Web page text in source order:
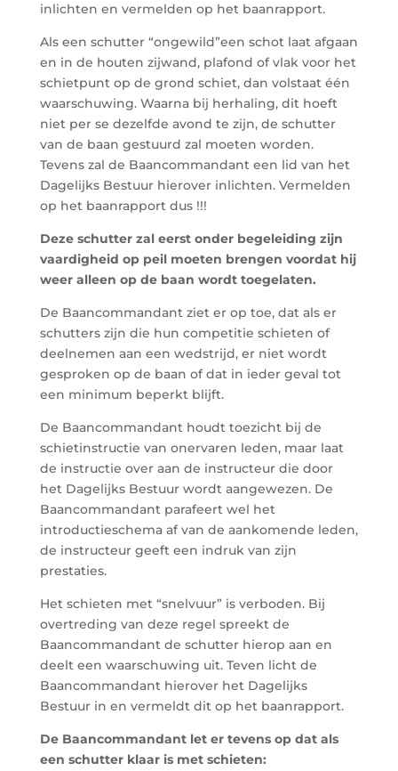
inlichten en vermelden op het baanrapport.
Als een schutter “ongewild”een schot laat afgaan
en in de houten zijwand, plafond of vlak voor het
schietpunt op de grond schiet, dan volstaat één
waarschuwing. Waarna bij herhaling, dit hoeft
niet per se dezelfde avond te zijn, de schutter
van de baan gestuurd zal moeten worden.
Tevens zal de Baancommandant een lid van het
Dagelijks Bestuur hierover inlichten. Vermelden
op het baanrapport dus !!!
Deze schutter zal eerst onder begeleiding zijn
vaardigheid op peil moeten brengen voordat hij
weer alleen op de baan wordt toegelaten.
De Baancommandant ziet er op toe, dat als er
schutters zijn die hun competitie schieten of
deelnemen aan een wedstrijd, er niet wordt
gesproken op de baan of dat in ieder geval tot
een minimum beperkt blijft.
De Baancommandant houdt toezicht bij de
schietinstructie van onervaren leden, maar laat
de instructie over aan de instructeur die door
het Dagelijks Bestuur wordt aangewezen. De
Baancommandant parafeert wel het
introductieschema af van de aankomende leden,
de instructeur geeft een indruk van zijn
prestaties.
Het schieten met “snelvuur” is verboden. Bij
overtreding van deze regel spreekt de
Baancommandant de schutter hierop aan en
deelt een waarschuwing uit. Teven licht de
Baancommandant hierover het Dagelijks
Bestuur in en vermeldt dit op het baanrapport.
De Baancommandant let er tevens op dat als
een schutter klaar is met schieten: